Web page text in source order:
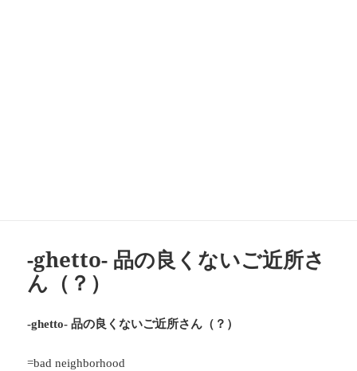
-ghetto- 品の良くないご近所さ
ん（？）
-ghetto-品の良くないご近所さん（？）
=bad neighborhood